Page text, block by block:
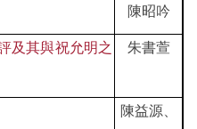
陳昭吟
及其與祝允明之
朱書萱
陳益源、